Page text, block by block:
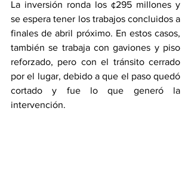
La inversión ronda los ¢295 millones y
se espera tener los trabajos concluidos a
finales de abril próximo. En estos casos,
también se trabaja con gaviones y piso
reforzado, pero con el tránsito cerrado
por el lugar, debido a que el paso quedó
cortado y fue lo que generó la
intervención.